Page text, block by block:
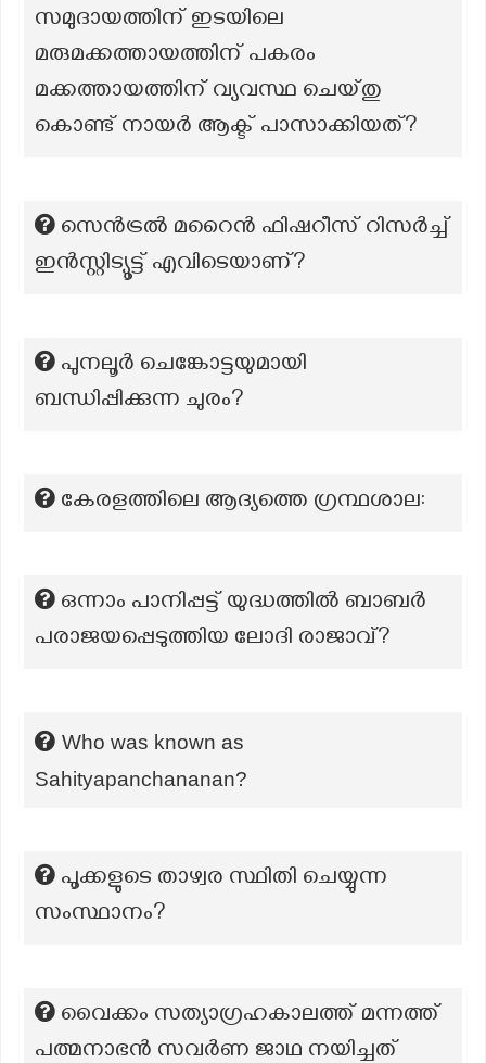
സമുദായത്തിന് ഇടയിലെ
മരുമക്കത്തായത്തിന് പകരം
മക്കത്തായത്തിന് വ്യവസ്ഥ ചെയ്തു
കൊണ്ട് നായർ ആക്ട് പാസാക്കിയത്?
സെൻട്രൽ മറൈൻ ഫിഷറീസ് റിസർച്ച്
ഇൻസ്റ്റിട്യൂട്ട് എവിടെയാണ്?
പുനലൂർ ചെങ്കോട്ടയുമായി
ബന്ധിപ്പിക്കുന്ന ചുരം?
കേരളത്തിലെ ആദ്യത്തെ ഗ്രന്ഥശാല:
ഒന്നാം പാനിപ്പട്ട് യുദ്ധത്തിൽ ബാബർ
പരാജയപ്പെടുത്തിയ ലോദി രാജാവ്?
Who was known as
Sahityapanchananan?
പൂക്കളുടെ താഴ്വര സ്ഥിതി ചെയ്യുന്ന
സംസ്ഥാനം?
വൈക്കം സത്യാഗ്രഹകാലത്ത് മന്നത്ത്
പത്മനാഭൻ സവർണ ജാഥ നയിച്ചത്